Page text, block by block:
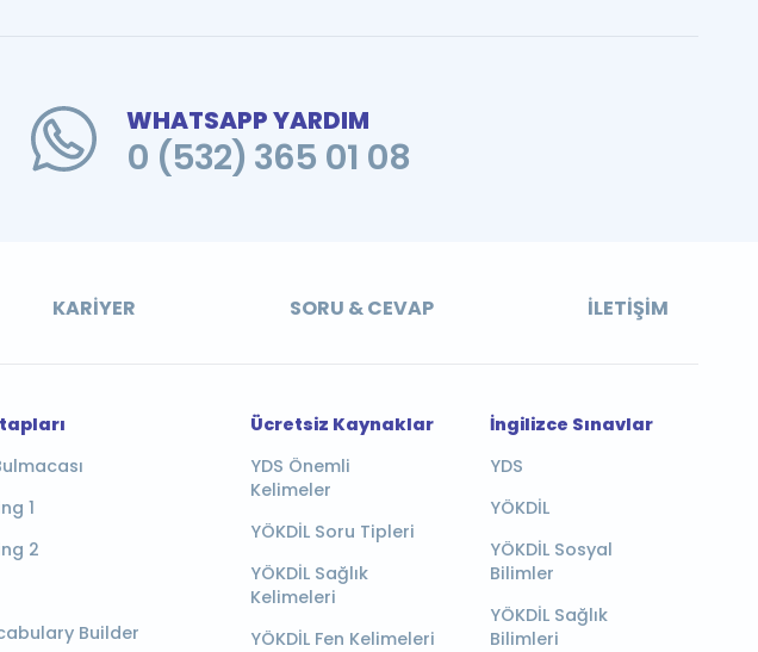
WHATSAPP YARDIM
0 (532) 365 01 08
KARIYER SORU & CEVAP İLETIŞIM
1
2
Builder
Ücretsiz Kaynaklar
YDS Önemli
Kelimeler
YÖKDİL Soru Tipleri
YÖKDİL Sağlık
Kelimeleri
YÖKDİL Fen Kelimeleri
İngilizce Sınavlar
YDS
YÖKDİL
YÖKDİL Sosyal
Bilimler
YÖKDİL Sağlık
Bilimleri